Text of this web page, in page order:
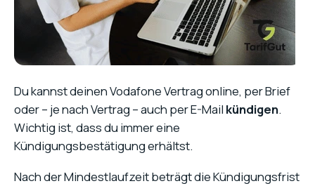
Du kannst deinen Vodafone Vertrag online, per Brief
oder – je nach Vertrag – auch per E-Mail kündigen.
Wichtig ist, dass du immer eine
Kündigungsbestätigung erhältst.
Nach der Mindestlaufzeit beträgt die Kündigungsfrist